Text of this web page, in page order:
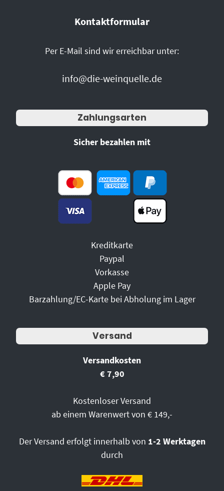
Kontaktformular
Per E-Mail sind wir erreichbar unter:
info@die-weinquelle.de
Zahlungsarten
Sicher bezahlen mit
Kreditkarte
Paypal
Vorkasse
Apple Pay
Barzahlung/EC-Karte bei Abholung im Lager
Versand
Versandkosten
€ 7,90
Kostenloser Versand
ab einem Warenwert von € 149,-
Der Versand erfolgt innerhalb von 1-2 Werktagen
durch